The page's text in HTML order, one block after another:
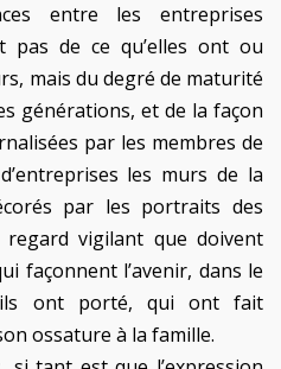
entre les entreprises
pas de ce qu’elles ont ou
mais du degré de maturité
générations, et de la façon
par les membres de
les murs de la
par les portraits des
regard vigilant que doivent
façonnent l’avenir, dans le
ont porté, qui ont fait
ossature à la famille.